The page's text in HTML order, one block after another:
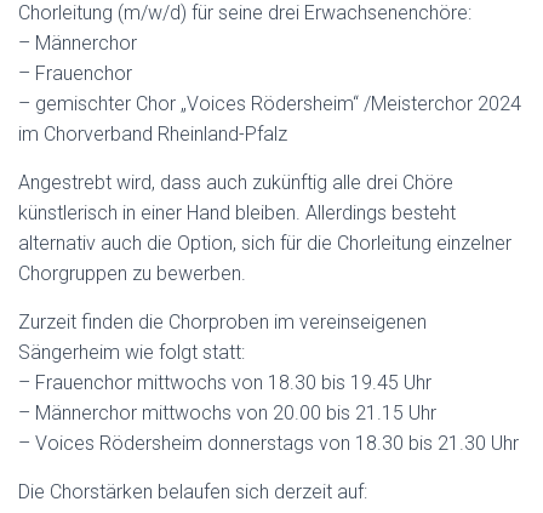
Chorleitung (m/w/d) für seine drei Erwachsenenchöre:
– Männerchor
– Frauenchor
– gemischter Chor „Voices Rödersheim“ /Meisterchor 2024
im Chorverband Rheinland-Pfalz
Angestrebt wird, dass auch zukünftig alle drei Chöre
künstlerisch in einer Hand bleiben. Allerdings besteht
alternativ auch die Option, sich für die Chorleitung einzelner
Chorgruppen zu bewerben.
Zurzeit finden die Chorproben im vereinseigenen
Sängerheim wie folgt statt:
– Frauenchor mittwochs von 18.30 bis 19.45 Uhr
– Männerchor mittwochs von 20.00 bis 21.15 Uhr
– Voices Rödersheim donnerstags von 18.30 bis 21.30 Uhr
Die Chorstärken belaufen sich derzeit auf: